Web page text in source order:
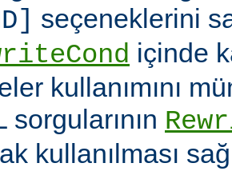
seçeneklerini
içinde
kullanımını
sorgularının
kullanılması